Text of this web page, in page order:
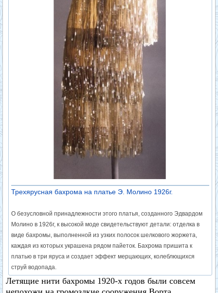
Трехярусная бахрома на платье Э. Молино 1926г.
О безусловной принадлежности этого платья, созданного Эдвардом
Молино в 1926г, к высокой моде свидетельствуют детали: отделка в
виде бахромы, выполненной из узких полосок шелкового жоржета,
каждая из которых украшена рядом пайеток. Бахрома пришита к
платью в три яруса и создает эффект мерцающих, колеблющихся
струй водопада.
Летящие нити бахромы 1920-х годов были совсем